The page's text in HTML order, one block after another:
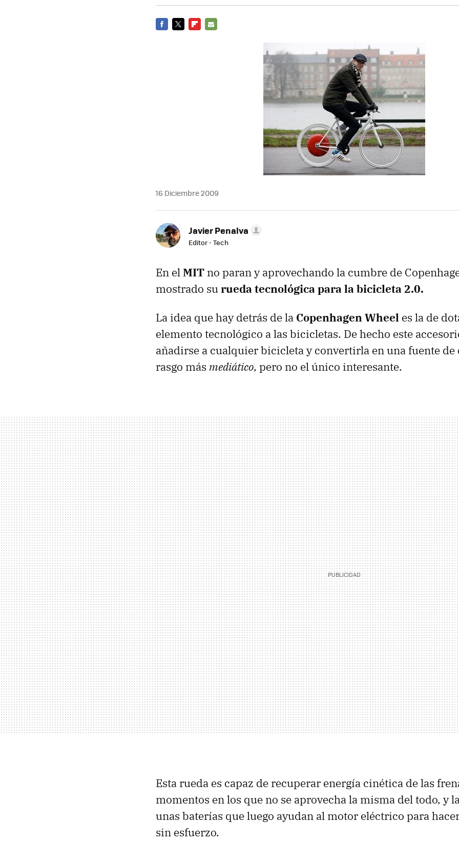
16 Diciembre 2009
Javier Penalva
Editor - Tech
En elMIT no paran y aprovechando la cumbre de
mostrado surueda tecnológica para la bicicleta 2.0.
La idea que hay detrás de la Copenhagen Wheel es la de
elemento tecnológico a las bicicletas. De hecho este
añadirse a cualquier bicicleta y convertirla en una fuente de
rasgo más mediático, pero no el único interesante.
Esta rueda es capaz de recuperar energía cinética de las
momentos en los que no se aprovecha la misma del todo, y
unas baterías que luego ayudan al motor eléctrico para
sin esfuerzo.